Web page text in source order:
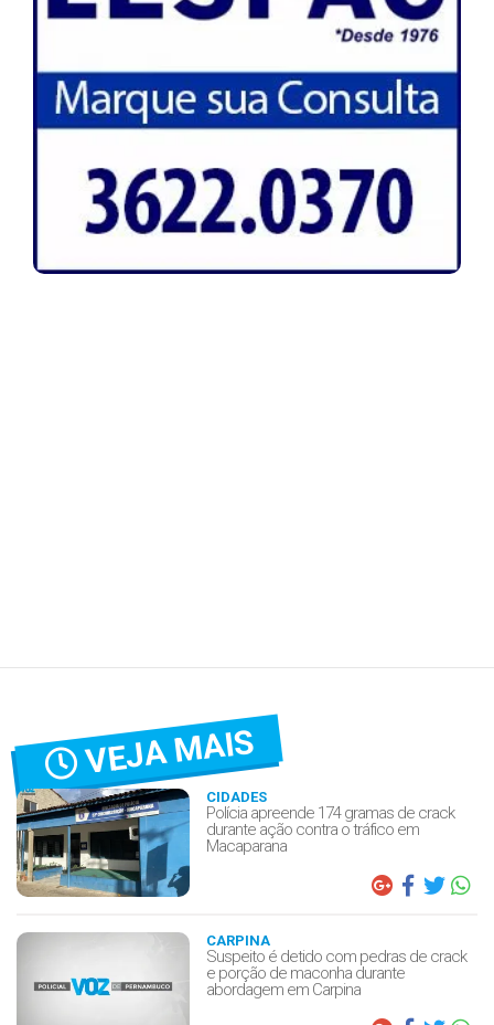
VEJA MAIS
CIDADES
Polícia apreende 174 gramas de crack
durante ação contra o tráfico em
Macaparana
CARPINA
Suspeito é detido com pedras de crack
e porção de maconha durante
abordagem em Carpina